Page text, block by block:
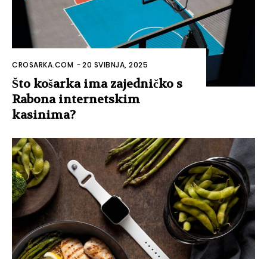
CROSARKA.COM -20 SVIBNJA, 2025
Što košarka ima zajedničko s
Rabona internetskim
kasinima?